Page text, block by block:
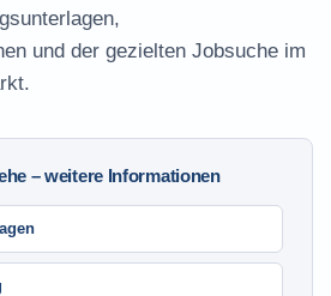
und der gezielten Jobsuche im
– weitere Informationen